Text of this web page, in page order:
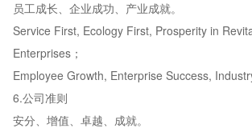
员工成长、企业成功、产业成就。
Service First, Ecology First, Prosperity in
Enterprises；
Employee Growth, Enterprise Success,
6.公司准则
安分、增值、卓越、成就。